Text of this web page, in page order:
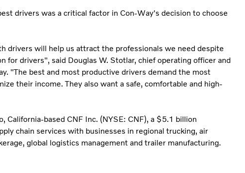
drivers was a critical factor in Con-Way's decision to choose
drivers will help us attract the professionals we need despite
for drivers", said Douglas W. Stotlar, chief operating officer and
"The best and most productive drivers demand the most
their income. They also want a safe, comfortable and high-
California-based CNF Inc. (NYSE: CNF), a $5.1 billion
chain services with businesses in regional trucking, air
global logistics management and trailer manufacturing.